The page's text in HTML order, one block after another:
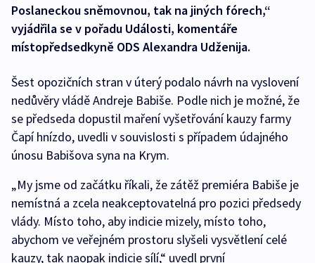
Poslaneckou sněmovnou, tak na jiných fórech,“
vyjádřila se v pořadu Události, komentáře
místopředsedkyně ODS Alexandra Udženija.
Šest opozičních stran v úterý podalo návrh na vyslovení
nedůvěry vládě Andreje Babiše. Podle nich je možné, že
se předseda dopustil maření vyšetřování kauzy farmy
Čapí hnízdo, uvedli v souvislosti s případem údajného
únosu Babišova syna na Krym.
„My jsme od začátku říkali, že zátěž premiéra Babiše je
nemístná a zcela neakceptovatelná pro pozici předsedy
vlády. Místo toho, aby indicie mizely, místo toho,
abychom ve veřejném prostoru slyšeli vysvětlení celé
kauzy, tak naopak indicie sílí,“ uvedl první